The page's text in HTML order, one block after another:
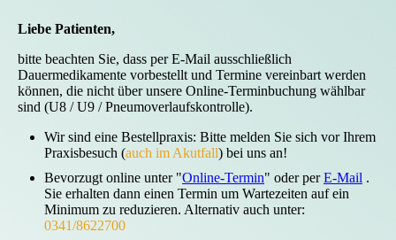
Liebe Patienten,
bitte beachten Sie, dass per E-Mail ausschließlich
Dauermedikamente vorbestellt und Termine vereinbart werden
können, die nicht über unsere Online-Terminbuchung wählbar
sind (U8 / U9 / Pneumoverlaufskontrolle).
Wir sind eine Bestellpraxis: Bitte melden Sie sich vor Ihrem
Praxisbesuch (auch im Akutfall) bei uns an!
Bevorzugt online unter "Online-Termin" oder perE-Mail .
Sie erhalten dann einen Termin um Wartezeiten auf ein
Minimum zu reduzieren. Alternativ auch unter:
0341/8622700